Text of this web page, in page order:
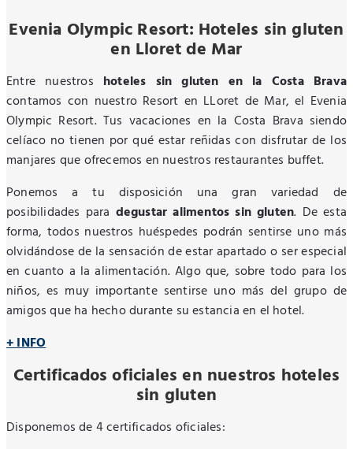
Evenia Olympic Resort: Hoteles sin gluten
en Lloret de Mar
Entre nuestros hoteles sin gluten en la Costa Brava
contamos con nuestro Resort en LLoret de Mar, el Evenia
Olympic Resort. Tus vacaciones en la Costa Brava siendo
celíaco no tienen por qué estar reñidas con disfrutar de los
manjares que ofrecemos en nuestros restaurantes buffet.
Ponemos a tu disposición una gran variedad de
posibilidades para degustar alimentos sin gluten. De esta
forma, todos nuestros huéspedes podrán sentirse uno más
olvidándose de la sensación de estar apartado o ser especial
en cuanto a la alimentación. Algo que, sobre todo para los
niños, es muy importante sentirse uno más del grupo de
amigos que ha hecho durante su estancia en el hotel.
+ INFO
Certificados oficiales en nuestros hoteles
sin gluten
Disponemos de 4 certificados oficiales: